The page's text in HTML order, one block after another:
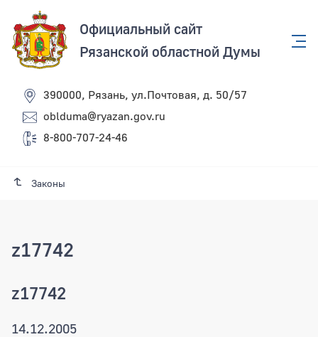
Официальный сайт
Рязанской областной Думы
390000, Рязань, ул.Почтовая, д. 50/57
oblduma@ryazan.gov.ru
8-800-707-24-46
Законы
z17742
z17742
14.12.2005